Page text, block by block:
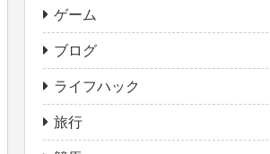
ゲーム
ブログ
ライフハック
旅行